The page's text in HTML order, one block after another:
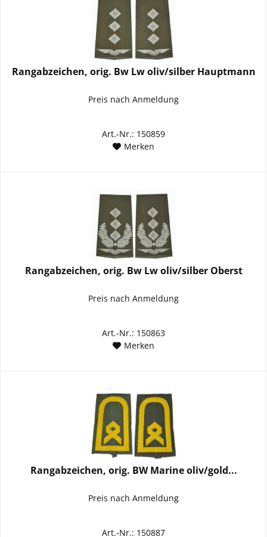
Rangabzeichen, orig. Bw Lw oliv/silber Hauptmann
Preis nach Anmeldung
Art.-Nr.: 150859
Merken
Rangabzeichen, orig. Bw Lw oliv/silber Oberst
Preis nach Anmeldung
Art.-Nr.: 150863
Merken
Rangabzeichen, orig. BW Marine oliv/gold...
Preis nach Anmeldung
Art.-Nr.: 150887